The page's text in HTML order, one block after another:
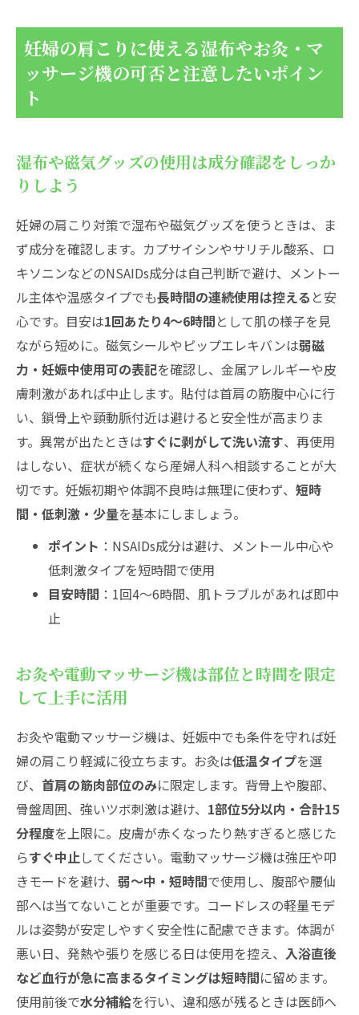
妊婦の肩こりに使える湿布やお灸・マ
ッサージ機の可否と注意したいポイン
ト
湿布や磁気グッズの使用は成分確認をしっか
りしよう
妊婦の肩こり対策で湿布や磁気グッズを使うときは、ま
ず成分を確認します。カプサイシンやサリチル酸系、ロ
キソニンなどのNSAIDs成分は自己判断で避け、メントー
ル主体や温感タイプでも長時間の連続使用は控える と安
心です。目安は1回あたり4〜6時間として肌の様子を見
ながら短めに。磁気シールやピップエレキバンは弱磁
力・妊娠中使用可の表記を確認し、金属アレルギーや皮
膚刺激があれば中止します。貼付は首肩の筋腹中心に行
い、鎖骨上や頸動脈付近は避けると安全性が高まりま
す。異常が出たときはすぐに剥がして洗い流す、再使用
はしない、症状が続くなら産婦人科へ相談することが大
切です。妊娠初期や体調不良時は無理に使わず、 短時
間・低刺激・少量を基本にしましょう。
ポイント ：NSAIDs成分は避け、メントール中心や
低刺激タイプを短時間で使用
目安時間 ：1回4〜6時間、肌トラブルがあれば即中
止
お灸や電動マッサージ機は部位と時間を限定
して上手に活用
お灸や電動マッサージ機は、妊娠中でも条件を守れば妊
婦の肩こり軽減に役立ちます。お灸は低温タイプを選
び、 首肩の筋肉部位のみに限定します。背骨上や腹部、
骨盤周囲、強いツボ刺激は避け、 1部位5分以内・合計15
分程度を上限に。皮膚が赤くなったり熱すぎると感じた
らすぐ中止してください。電動マッサージ機は強圧や叩
きモードを避け、 弱〜中・短時間で使用し、腹部や腰仙
部へは当てないことが重要です。コードレスの軽量モデ
ルは姿勢が安定しやすく安全性に配慮できます。体調が
悪い日、発熱や張りを感じる日は使用を控え、 入浴直後
など血行が急に高まるタイミングは短時間に留めます。
使用前後で水分補給を行い、違和感が残るときは医師へ